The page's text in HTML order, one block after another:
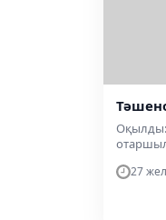
Оқылды:
27